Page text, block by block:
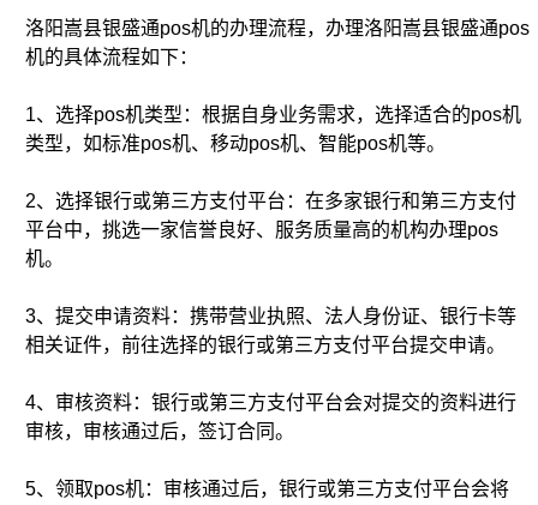
洛阳嵩县银盛通pos机的办理流程，办理洛阳嵩县银盛通pos
机的具体流程如下：
1、选择pos机类型：根据自身业务需求，选择适合的pos机
类型，如标准pos机、移动pos机、智能pos机等。
2、选择银行或第三方支付平台：在多家银行和第三方支付
平台中，挑选一家信誉良好、服务质量高的机构办理pos
机。
3、提交申请资料：携带营业执照、法人身份证、银行卡等
相关证件，前往选择的银行或第三方支付平台提交申请。
4、审核资料：银行或第三方支付平台会对提交的资料进行
审核，审核通过后，签订合同。
5、领取pos机：审核通过后，银行或第三方支付平台会将